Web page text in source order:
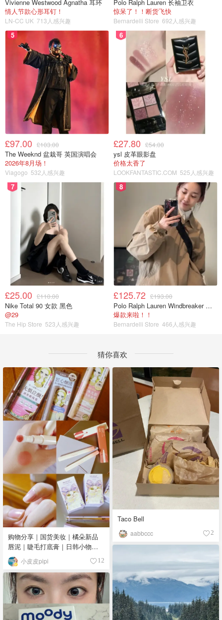
Vivienne Westwood Agnatha 耳环
情人节款心形耳钉！
LN-CC UK 713人感兴趣
Polo Ralph Lauren 长袖卫衣
惊呆了！！断货飞快
Bernardelli Store 692人感兴趣
5
£97.00 £103.00
The Weeknd 盆栽哥 英国演唱会
2026年8月场！
Viagogo 532人感兴趣
6
£27.80 £54.00
ysl 皮革眼影盘
价格太香了
LOOKFANTASTIC.COM 525人感兴趣
7
£25.00 £110.00
Nike Total 90 女款 黑色
@29
The Hip Store 523人感兴趣
8
£125.72 £193.00
Polo Ralph Lauren Windbreaker 夹克 薄款
爆款来啦！！
Bernardelli Store 466人感兴趣
猜你喜欢
购物分享｜国货美妆｜橘朵新品
唇泥｜睫毛打底膏｜日韩小物｜
眼线笔｜美甲DIY💅
小皮皮pipi 12
Taco Bell
aabbccc 2